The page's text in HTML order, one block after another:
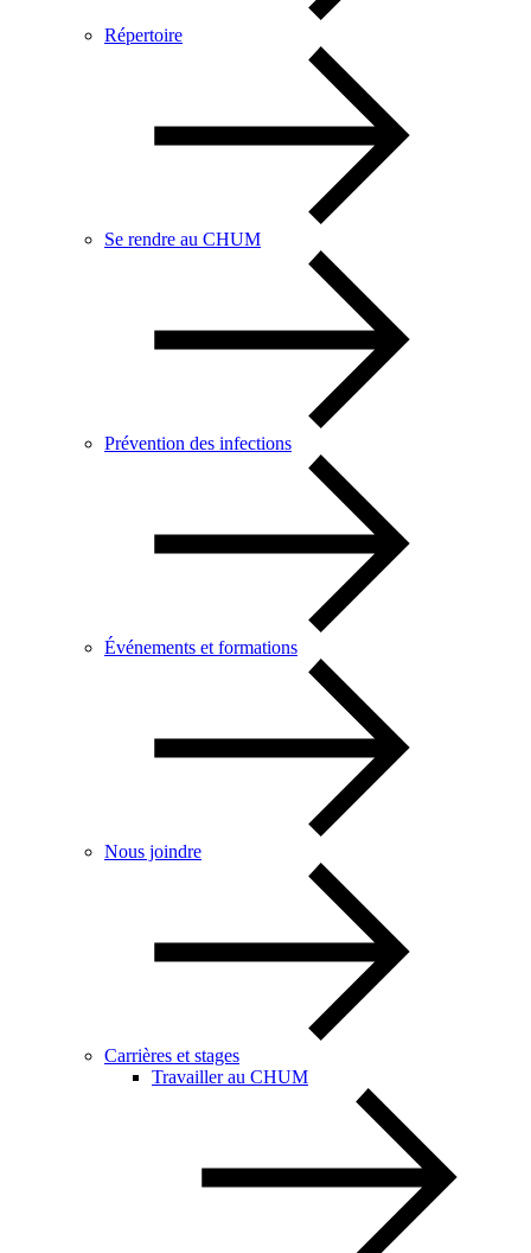
Répertoire
Se rendre au CHUM
Prévention des infections
Événements et formations
Nous joindre
Carrières et stages
Travailler au CHUM